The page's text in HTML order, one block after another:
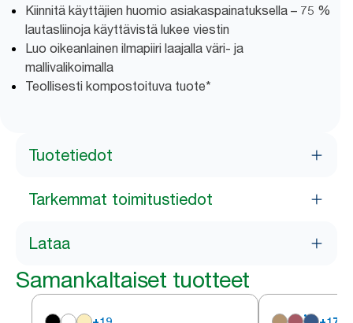
Kiinnitä käyttäjien huomio asiakaspainatuksella – 75 %
lautasliinoja käyttävistä lukee viestin
Luo oikeanlainen ilmapiiri laajalla väri- ja
mallivalikoimalla
Teollisesti kompostoituva tuote*
Tuotetiedot
Tarkemmat toimitustiedot
Lataa
Samankaltaiset tuotteet